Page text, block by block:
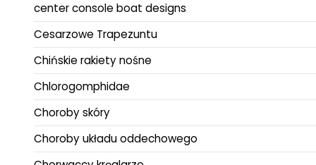
center console boat designs
Cesarzowe Trapezuntu
Chińskie rakiety nośne
Chlorogomphidae
Choroby skóry
Choroby układu oddechowego